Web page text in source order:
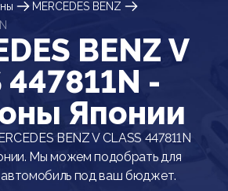
MERCEDES BENZ
BENZ V
447811N -
Японии
BENZ V CLASS 447811N
Мы можем подобрать для
под ваш бюджет.